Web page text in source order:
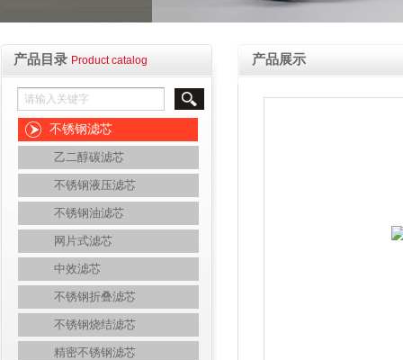
产品目录 Product catalog
不锈钢滤芯
乙二醇碳滤芯
不锈钢液压滤芯
不锈钢油滤芯
网片式滤芯
中效滤芯
不锈钢折叠滤芯
不锈钢烧结滤芯
精密不锈钢滤芯
产品展示